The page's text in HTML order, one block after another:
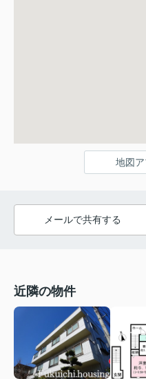
地図
メールで共有する
近隣の物件